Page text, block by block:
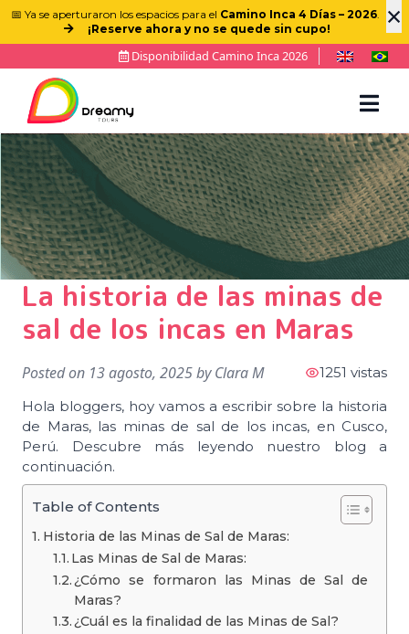
×
📅 Ya se aperturaron los espacios para el Camino Inca 4 Días – 2026.
¡Reserve ahora y no se quede sin cupo!
Disponibilidad Camino Inca 2026
La historia de las minas de
sal de los incas en Maras
Posted on 13 agosto, 2025byClara M
1251 vistas
Hola bloggers, hoy vamos a escribir sobre la historia
de Maras, las minas de sal de los incas, en Cusco,
Perú. Descubre más leyendo nuestro blog a
continuación.
Table of Contents
Historia de las Minas de Sal de Maras:
Las Minas de Sal de Maras:
¿Cómo se formaron las Minas de Sal de
Maras?
¿Cuál es la finalidad de las Minas de Sal?